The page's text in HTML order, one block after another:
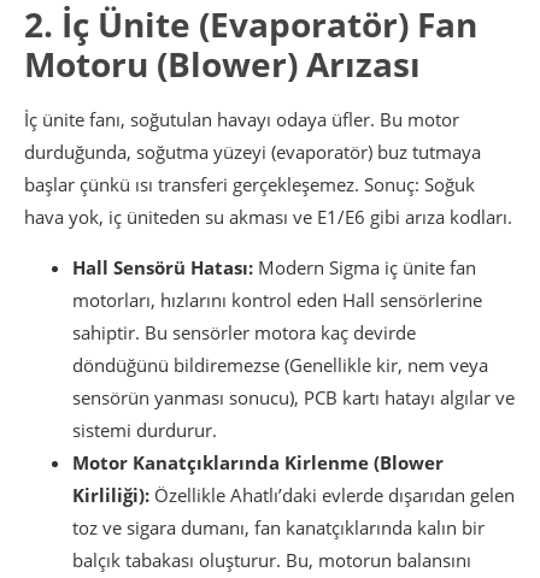
2. İç Ünite (Evaporatör) Fan
Motoru (Blower) Arızası
İç ünite fanı, soğutulan havayı odaya üfler. Bu motor
durduğunda, soğutma yüzeyi (evaporatör) buz tutmaya
başlar çünkü ısı transferi gerçekleşemez. Sonuç: Soğuk
hava yok, iç üniteden su akması ve E1/E6 gibi arıza kodları.
Hall Sensörü Hatası: Modern Sigma iç ünite fan
motorları, hızlarını kontrol eden Hall sensörlerine
sahiptir. Bu sensörler motora kaç devirde
döndüğünü bildiremezse (Genellikle kir, nem veya
sensörün yanması sonucu), PCB kartı hatayı algılar ve
sistemi durdurur.
Motor Kanatçıklarında Kirlenme (Blower
Kirliliği): Özellikle Ahatlı’daki evlerde dışarıdan gelen
toz ve sigara dumanı, fan kanatçıklarında kalın bir
balçık tabakası oluşturur. Bu, motorun balansını